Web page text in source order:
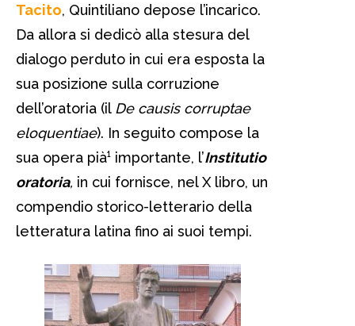
Tacito, Quintiliano depose l’incarico.
Da allora si dedicò alla stesura del
dialogo perduto in cui era esposta la
sua posizione sulla corruzione
dell’oratoria (il De causis corruptae
eloquentiae). In seguito compose la
sua opera pià¹ importante, l’Institutio
oratoria, in cui fornisce, nel X libro, un
compendio storico-letterario della
letteratura latina fino ai suoi tempi.